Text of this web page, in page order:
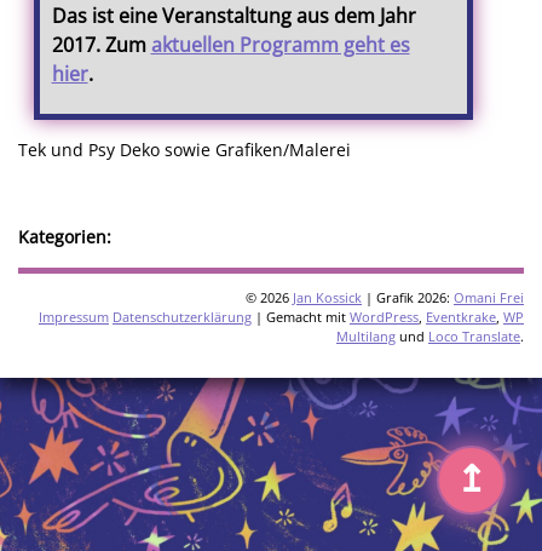
Das ist eine Veranstaltung aus dem Jahr
2017. Zumaktuellen Programm geht es
hier.
Tek und Psy Deko sowie Grafiken/Malerei
Kategorien:
© 2026 Jan Kossick | Grafik 2026: Omani Frei
Impressum Datenschutzerklärung | Gemacht mit WordPress Eventkrake WP
Multilang und Loco Translate.
↥